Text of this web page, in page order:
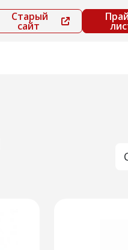
Старый
сайт